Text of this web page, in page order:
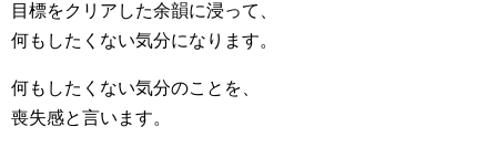
目標をクリアした余韻に浸って、
何もしたくない気分になります。
何もしたくない気分のことを、
喪失感と言います。